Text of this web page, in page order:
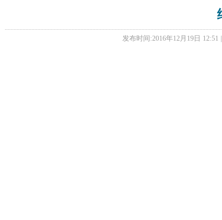
发布时间:2016年12月19日 12:51